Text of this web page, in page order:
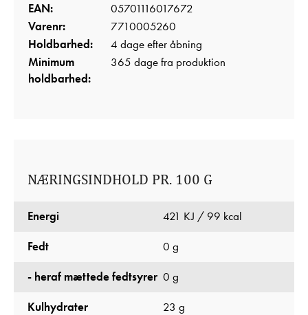
NÆRINGSINDHOLD PR. 100 G
Energi 421 KJ / 99 kcal
Fedt 0 g
- heraf mættede fedtsyrer 0 g
Kulhydrater 23 g
EAN:
05701116017672
Varenr:
7710005260
Holdbarhed:
4 dage efter åbning
Minimum
holdbarhed:
365 dage fra produktion